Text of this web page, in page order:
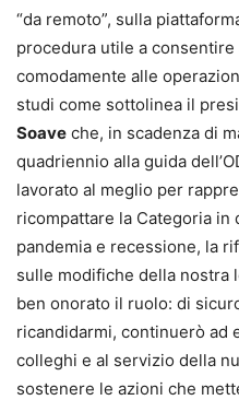
“da remoto”, sulla
procedura utile a
comodamente alle
studi come sottolinea il
Soave che, in scadenza di
quadriennio alla guida
lavorato al meglio per
ricompattare la Categoria
pandemia e recessione, la
sulle modifiche della nostra
ben onorato il ruolo: di
ricandidarmi, continuerò ad
colleghi e al servizio della
sostenere le azioni che